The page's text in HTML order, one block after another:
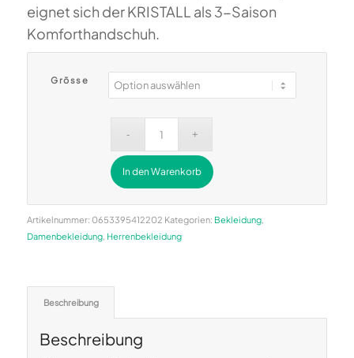
eignet sich der KRISTALL als 3-Saison
Komforthandschuh.
Grösse
In den Warenkorb
Artikelnummer: 0653395412202 Kategorien: Bekleidung,
Damenbekleidung, Herrenbekleidung
Beschreibung
Beschreibung